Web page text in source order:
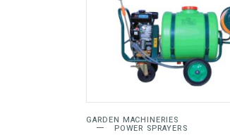
READ MORE
GARDEN MACHINERIES
POWER SPRAYERS